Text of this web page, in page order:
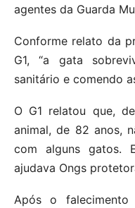
agentes da Guarda
Conforme relato da
G1, “a gata
sanitário e comendo
O G1 relatou que,
animal, de 82 anos,
com alguns gatos.
ajudava Ongs
Após o